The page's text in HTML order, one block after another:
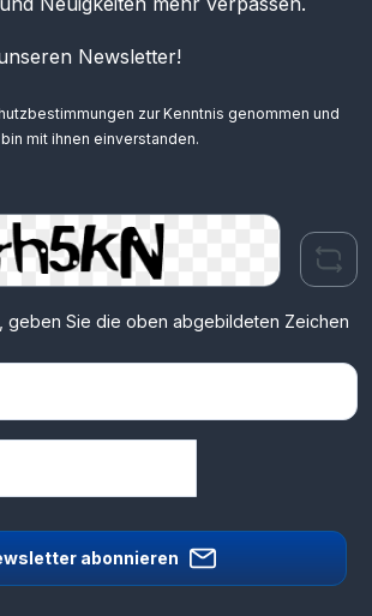
Newsletter!
zur Kenntnis genommen und
mit ihnen einverstanden.
geben Sie die oben abgebildeten Zeichen
abonnieren